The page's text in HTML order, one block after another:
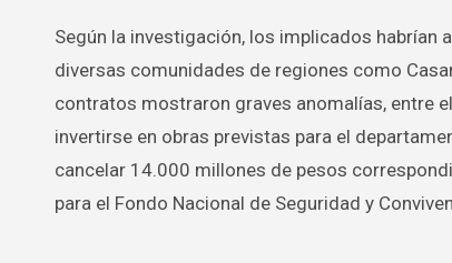
Según la investigación, los implicados
diversas comunidades de regiones como
contratos mostraron graves anomalías, entre
invertirse en obras previstas para el
cancelar 14.000 millones de pesos
para el Fondo Nacional de Seguridad y